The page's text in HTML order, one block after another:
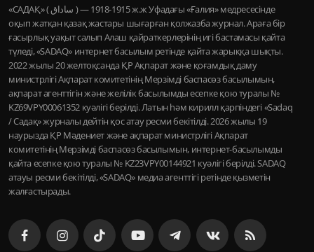
«САДАҚ» ( ساداق ) — 1915-1918 ж.ж Уфадағы «Ғалия» медресесінде
оқып жатқан қазақ жастары шығарған қолжазба журнал. Араға бір
ғасырлық уақыт салып Алаш қайраткерлерінің игі бастамасы қайта
түледі, «SADAQ» интернет басылым ретінде қайта жарыққа шықты.
2022 жылы 20 желтоқсанда ҚР Ақпарат және қоғамдық даму
министрлігі Ақпарат комитетінің Мерзімді баспасөз басылымын,
ақпарат агенттігін және желілік басылымды есепке қою туралы №
KZ69VPY00061352 куәлігі берілді. Латын һәм кирилл қарпіндегі «Sadaq
/ Садақ» журналы дейтін қос атау ресми бекітілді. 2026 жылы 19
наурызда ҚР Мәдениет және ақпарат министрлігі Ақпарат
комитетінің Мерзімді баспасөз басылымын, интернет-басылымды
қайта есепке қою туралы № KZ23VPY00144921 куәлігі берілді. SADAQ
атауы ресми бекітілді, «SADAQ» медиа агенттігі ретінде қызметін
жалғастырады.